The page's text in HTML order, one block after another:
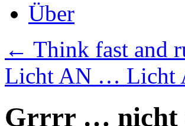
Über
← Think fast and
Licht AN …
Grrrr … nicht